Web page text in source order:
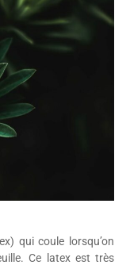
qui coule lorsqu’on
Ce latex est très